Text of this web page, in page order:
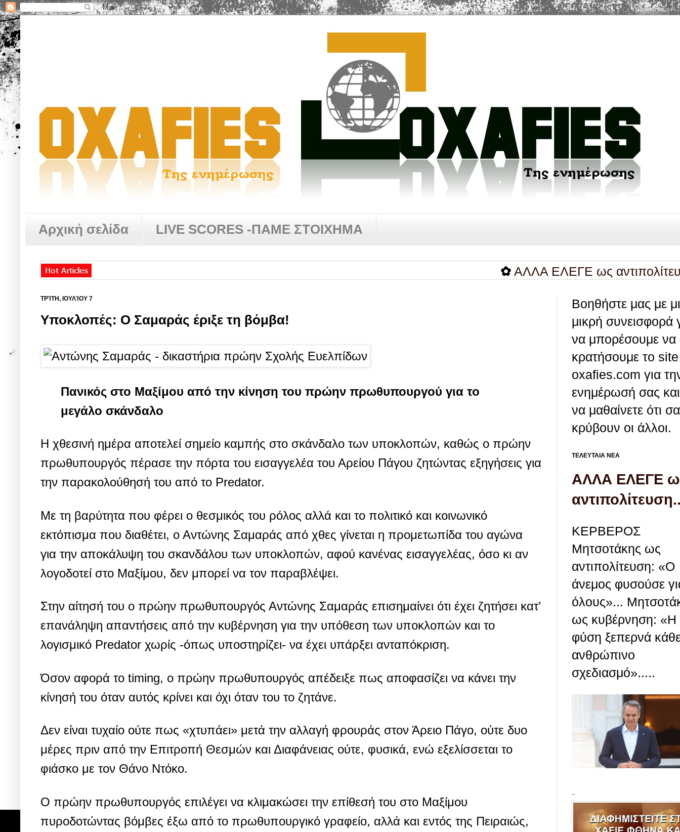
Αρχική σελίδα LIVE SCORES -ΠΑΜΕ ΣΤΟΙΧΗΜΑ
ΑΛΛΑ ΕΛΕΓΕ ως αντιπολίτευση...
ΤΡΊΤΗ, ΙΟΥΛΊΟΥ 7
Υποκλοπές: Ο Σαμαράς έριξε τη βόμβα!
Πανικός στο Μαξίμου από την κίνηση του πρώην πρωθυπουργού για το
μεγάλο σκάνδαλο
Η χθεσινή ημέρα αποτελεί σημείο καμπής στο σκάνδαλο των υποκλοπών, καθώς ο πρώην
πρωθυπουργός πέρασε την πόρτα του εισαγγελέα του Αρείου Πάγου ζητώντας εξηγήσεις για
την παρακολούθησή του από το Predator.
Με τη βαρύτητα που φέρει ο θεσμικός του ρόλος αλλά και το πολιτικό και κοινωνικό
εκτόπισμα που διαθέτει, ο Αντώνης Σαμαράς από χθες γίνεται η προμετωπίδα του αγώνα
για την αποκάλυψη του σκανδάλου των υποκλοπών, αφού κανένας εισαγγελέας, όσο κι αν
λογοδοτεί στο Μαξίμου, δεν μπορεί να τον παραβλέψει.
Στην αίτησή του ο πρώην πρωθυπουργός Αντώνης Σαμαράς επισημαίνει ότι έχει ζητήσει κατ’
επανάληψη απαντήσεις από την κυβέρνηση για την υπόθεση των υποκλοπών και το
λογισμικό Predator χωρίς -όπως υποστηρίζει- να έχει υπάρξει ανταπόκριση.
Όσον αφορά το timing, o πρώην πρωθυπουργός απέδειξε πως αποφασίζει να κάνει την
κίνησή του όταν αυτός κρίνει και όχι όταν του το ζητάνε.
Δεν είναι τυχαίο ούτε πως «χτυπάει» μετά την αλλαγή φρουράς στον Άρειο Πάγο, ούτε δυο
μέρες πριν από την Επιτροπή Θεσμών και Διαφάνειας ούτε, φυσικά, ενώ εξελίσσεται το
φιάσκο με τον Θάνο Ντόκο.
Ο πρώην πρωθυπουργός επιλέγει να κλιμακώσει την επίθεσή του στο Μαξίμου
πυροδοτώντας βόμβες έξω από το πρωθυπουργικό γραφείο, αλλά και εντός της Πειραιώς,
Βοηθήστε μας με
μικρή συνεισφορά
να μπορέσουμε να
κρατήσουμε το site
oxafies.com για
ενημέρωσή σας
να μαθαίνετε ότι
κρύβουν οι άλλοι.
ΤΕΛΕΥΤΑΙΑ ΝΕΑ
ΑΛΛΑ ΕΛΕΓΕ
ΚΕΡΒΕΡΟΣ
Μητσοτάκης ως
αντιπολίτευση: «Ο
άνεμος φυσούσε
όλους»...
ως κυβέρνηση: «Η
φύση ξεπερνά
ανθρώπινο
σχεδιασμό».....